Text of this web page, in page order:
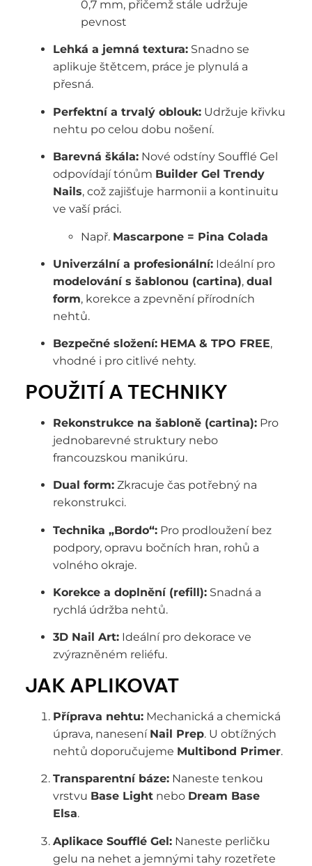
0,7 mm, přičemž stále udržuje
pevnost
Lehká a jemná textura: Snadno se
aplikuje štětcem, práce je plynulá a
přesná.
Perfektní a trvalý oblouk: Udržuje křivku
nehtu po celou dobu nošení.
Barevná škála: Nové odstíny Soufflé Gel
odpovídají tónům Builder Gel Trendy
Nails, což zajišťuje harmonii a kontinuitu
ve vaší práci.
Např. Mascarpone = Pina Colada
Univerzální a profesionální: Ideální pro
modelování s šablonou (cartina), dual
form, korekce a zpevnění přírodních
nehtů.
Bezpečné složení: HEMA & TPO FREE,
vhodné i pro citlivé nehty.
POUŽITÍ A TECHNIKY
Rekonstrukce na šabloně (cartina): Pro
jednobarevné struktury nebo
francouzskou manikúru.
Dual form: Zkracuje čas potřebný na
rekonstrukci.
Technika „Bordo“: Pro prodloužení bez
podpory, opravu bočních hran, rohů a
volného okraje.
Korekce a doplnění (refill): Snadná a
rychlá údržba nehtů.
3D Nail Art: Ideální pro dekorace ve
zvýrazněném reliéfu.
JAK APLIKOVAT
Příprava nehtu: Mechanická a chemická
úprava, nanesení Nail Prep. U obtížných
nehtů doporučujeme Multibond Primer.
Transparentní báze: Naneste tenkou
vrstvu Base Light nebo Dream Base
Elsa.
Aplikace Soufflé Gel: Naneste perličku
gelu na nehet a jemnými tahy rozetřete